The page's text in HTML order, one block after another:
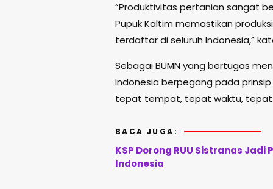
“Produktivitas pertanian sangat
Pupuk Kaltim memastikan
terdaftar di seluruh Indonesia,”
Sebagai BUMN yang bertugas
Indonesia berpegang pada
tepat tempat, tepat waktu,
BACA JUGA:
KSP Dorong RUU Sistranas
Indonesia